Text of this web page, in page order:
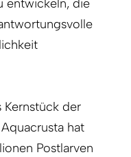
entwickeln, die
Kernstück der
hat
Postlarven